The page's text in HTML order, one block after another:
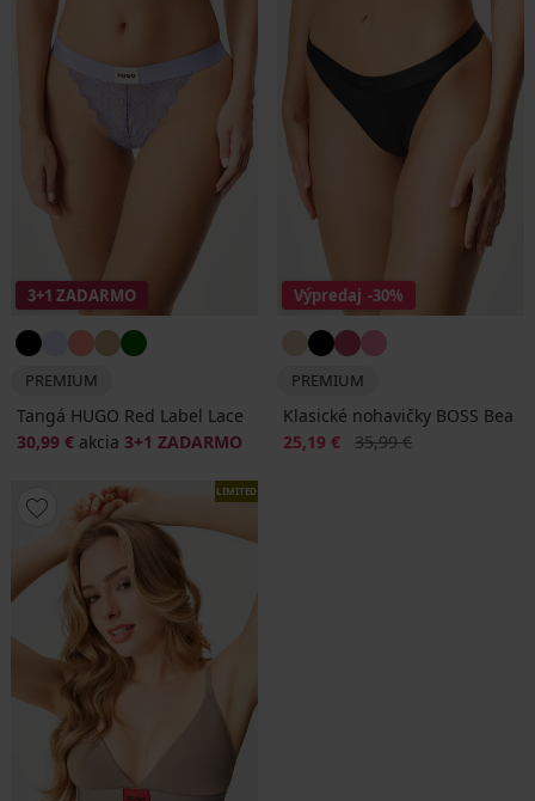
3+1 ZADARMO
PREMIUM
Tangá HUGO Red Label Lace
30,99 € akcia 3+1 ZADARMO
Výpredaj -30%
PREMIUM
Klasické nohavičky BOSS Bea
Zľava
25,19 € Pôvodná cena
35,99 €
LIMITED